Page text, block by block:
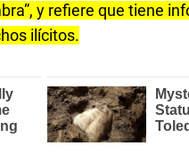
y refiere que tiene
ilícitos.